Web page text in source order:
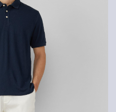
°C
op het
je artikelen zelfs binnen 30